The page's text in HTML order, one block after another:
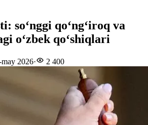
soʻnggi qoʻngʻiroq va
oʻzbek qoʻshiqlari
may 2026· 2 400